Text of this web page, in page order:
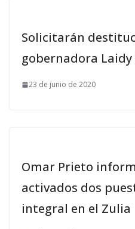
Solicitarán
gobernadora Laidy
23 de junio de 2020
Omar Prieto
activados dos
integral en el Zulia